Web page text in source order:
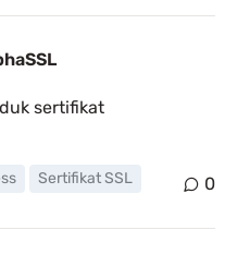
sertifikat
Sertifikat SSL 0